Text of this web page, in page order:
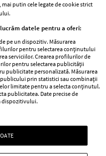
femei
Viva
Avantaje
Retete practice
nr. 821/25.09.2025.
minorilor.
putin cele legate de cookie strict
datele pentru a oferi:
pe un dispozitiv. Măsurarea
pentru selectarea conținutului
serviciilor. Crearea profilurilor de
pentru selectarea publicității
publicitate personalizată. Măsurarea
prin statistici sau combinații
limitate pentru a selecta conținutul.
publicitatea. Date precise de
dispozitivului.